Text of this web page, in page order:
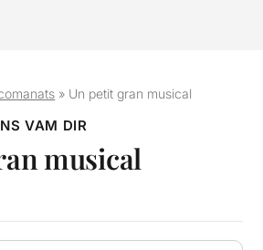
» Un petit gran musical
VAM DIR
musical